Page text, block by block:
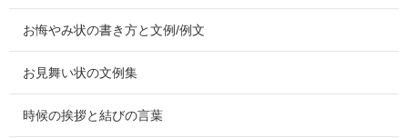
お悔やみ状の書き方と文例/例文
お見舞い状の文例集
時候の挨拶と結びの言葉